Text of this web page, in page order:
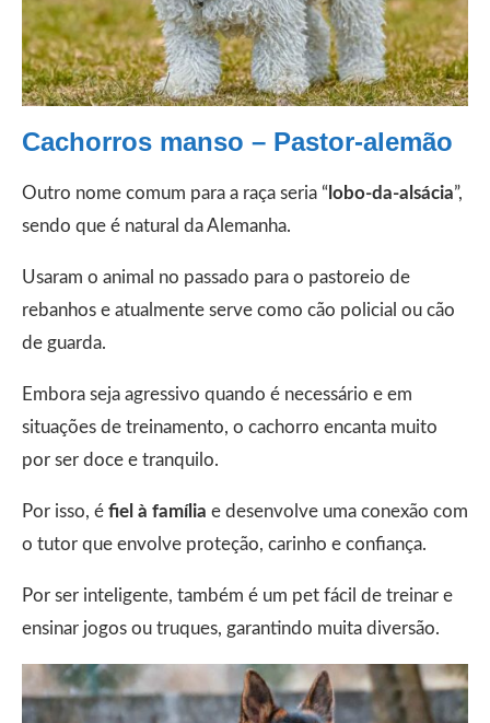
Cachorros manso – Pastor-alemão
Outro nome comum para a raça seria “ lobo-da-alsácia”,
sendo que é natural da Alemanha.
Usaram o animal no passado para o pastoreio de
rebanhos e atualmente serve como cão policial ou cão
de guarda.
Embora seja agressivo quando é necessário e em
situações de treinamento, o cachorro encanta muito
por ser doce e tranquilo.
Por isso, é fiel à família e desenvolve uma conexão com
o tutor que envolve proteção, carinho e confiança.
Por ser inteligente, também é um pet fácil de treinar e
ensinar jogos ou truques, garantindo muita diversão.